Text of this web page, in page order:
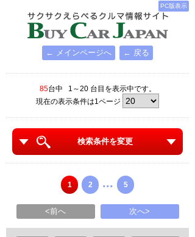
PC版表示
← メインページへ ← 戻る
85台中 1～20 台目を表示中です。
現在の表示条件は1ページ
検索条件を変更
1 2 ... 5
<前へ 次へ>